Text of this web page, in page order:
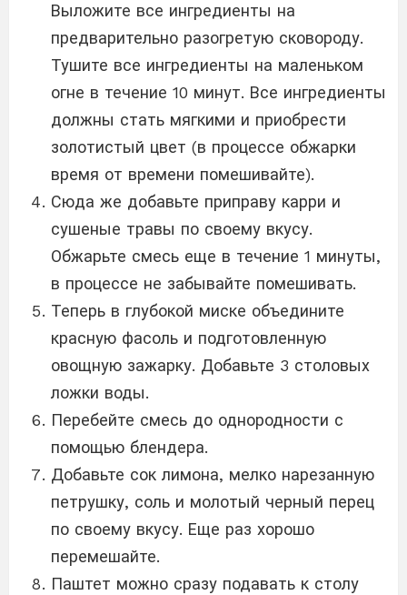
Выложите все ингредиенты на
предварительно разогретую сковороду.
Тушите все ингредиенты на маленьком
огне в течение 10 минут. Все ингредиенты
должны стать мягкими и приобрести
золотистый цвет (в процессе обжарки
время от времени помешивайте).
Сюда же добавьте приправу карри и
сушеные травы по своему вкусу.
Обжарьте смесь еще в течение 1 минуты,
в процессе не забывайте помешивать.
Теперь в глубокой миске объедините
красную фасоль и подготовленную
овощную зажарку. Добавьте 3 столовых
ложки воды.
Перебейте смесь до однородности с
помощью блендера.
Добавьте сок лимона, мелко нарезанную
петрушку, соль и молотый черный перец
по своему вкусу. Еще раз хорошо
перемешайте.
Паштет можно сразу подавать к столу